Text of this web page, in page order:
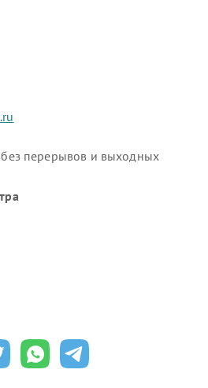
перерывов и выходных